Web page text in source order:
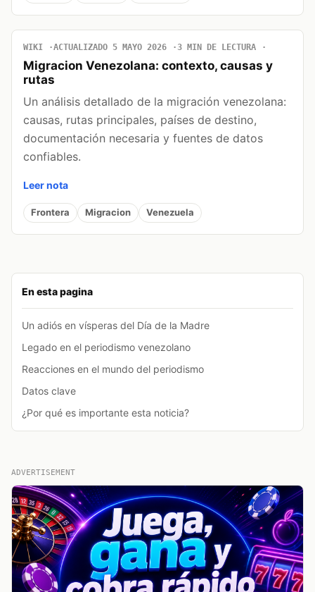
En esta pagina
Un adiós en vísperas del Día de la Madre
Legado en el periodismo venezolano
Reacciones en el mundo del periodismo
Datos clave
¿Por qué es importante esta noticia?
WIKI ACTUALIZADO 5 MAYO 2026 3 MIN DE LECTURA
Migracion Venezolana: contexto, causas y
rutas
Un análisis detallado de la migración venezolana:
causas, rutas principales, países de destino,
documentación necesaria y fuentes de datos
confiables.
Leer nota
Frontera Migracion Venezuela
ADVERTISEMENT